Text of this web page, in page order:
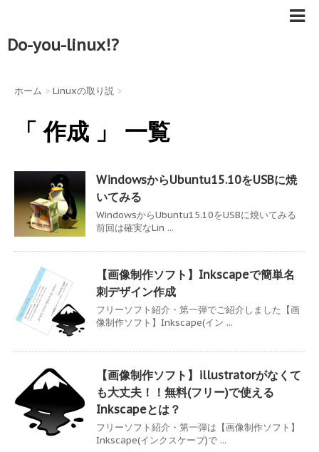
Do-you-linux!?
ホーム > Linuxの取り説 >
「 作成 」 一覧
WindowsからUbuntu15.10をUSBに焼
いてみる
WindowsからUbuntu15.10をUSBに焼いてみる
前回は確実なLin ...
【画像制作ソフト】Inkscapeで簡単名
刺デザイン作成
フリーソフト紹介・第一弾でご紹介しました【画
像制作ソフト】Inkscape(イン ...
【画像制作ソフト】illustratorがなくて
も大丈夫！！無料(フリー)で使える
Inkscapeとは？
フリーソフト紹介・第一弾は【画像制作ソフト】
Inkscape(インクスケープ)で ...